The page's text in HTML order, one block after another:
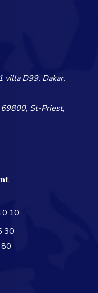
villa D99, Dakar,
69800, St-Priest,
10